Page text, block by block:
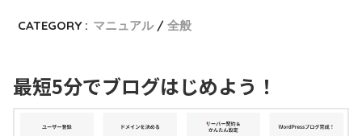
CATEGORY : マニュアル 全般
最短5分でブログはじめよう！